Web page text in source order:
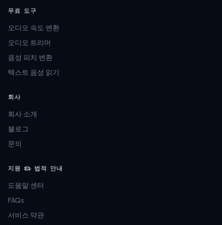
무료 도구
오디오 속도 변환
오디오 트리머
음성 피치 변환
텍스트 음성 읽기
회사
회사 소개
블로그
문의
지원 & 법적 안내
도움말 센터
FAQs
서비스 약관